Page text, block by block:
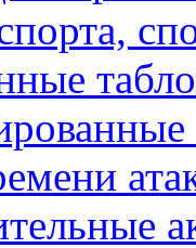
табло